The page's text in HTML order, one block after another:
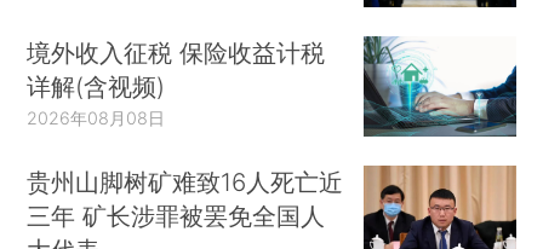
境外收入征税 保险收益计税
详解(含视频)
2026年08月08日
贵州山脚树矿难致16人死亡近
三年 矿长涉罪被罢免全国人